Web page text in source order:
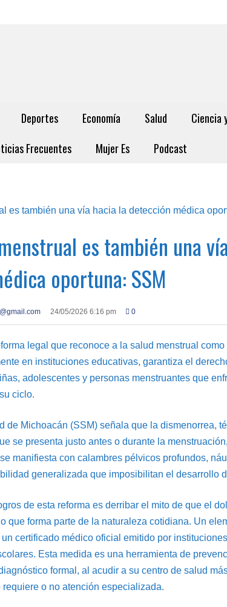
Deportes Economía Salud Ciencia
Frecuentes Mujer Es Podcast
es también una
oportuna: SSM
24/05/2026 6:16 pm 0
legal que reconoce a la salud menstrual
en instituciones educativas, garantiza el
adolescentes y personas menstruantes que
ciclo.
de Michoacán (SSM) señala que la dismenorrea,
se presenta justo antes o durante la
manifiesta con calambres pélvicos profundos,
generalizada que imposibilitan el desarrollo
de esta reforma es derribar el mito de que el
que forma parte de la naturaleza cotidiana. Un
certificado médico oficial emitido por
Esta medida es una herramienta de
formal, al acudir a su centro de salud
o no atención especializada.